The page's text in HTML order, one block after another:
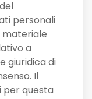
personali
materiale
a
giuridica di
Il
per questa